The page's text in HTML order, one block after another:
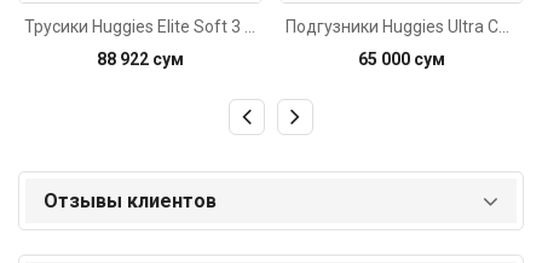
88 922 сум
65 000 сум
Отзывы клиентов